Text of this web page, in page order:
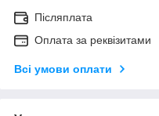
Післяплата
Оплата за реквізитами
Всі умови оплати